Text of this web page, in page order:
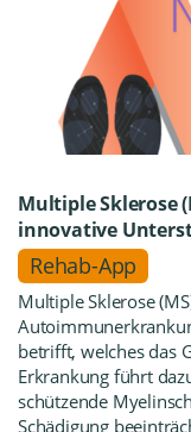
Multiple Sklerose
innovative
Rehab-App
Multiple Sklerose
betrifft, welches das
Erkrankung führt
schützende
Schädigung